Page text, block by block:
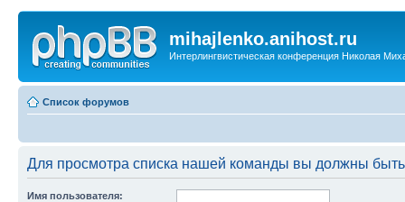
mihajlenko.anihost.ru
Интерлингвистическая конференция Николая
Список форумов
Для просмотра списка нашей команды вы должны
Имя пользователя: